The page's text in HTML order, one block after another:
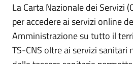
La Carta Nazionale dei Servizi
per accedere ai servizi online
Amministrazione su tutto il
TS-CNS oltre ai servizi